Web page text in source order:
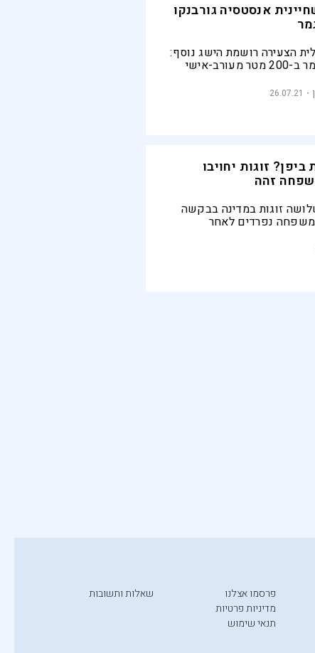
אנסטסיה גורבנקו
הצעירה רושמת הישג נוסף:
אישי
26.07.21
זוגות יחויבו
זהה
זוגות במדינה בבקשה
נפרדים לאחר
שזה חוקתי"
פרסמו אצלנו
מדיניות פרטיות
תנאי שימוש
שאלות ותשובות